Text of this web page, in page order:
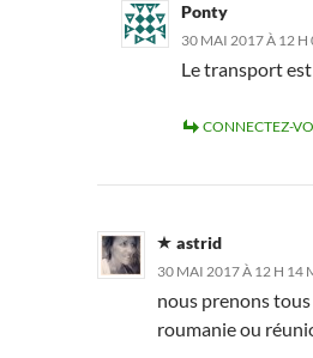
Ponty
30 MAI 2017 À 12 H
Le transport est
CONNECTEZ-
astrid
30 MAI 2017 À 12 H 14
nous prenons
roumanie ou